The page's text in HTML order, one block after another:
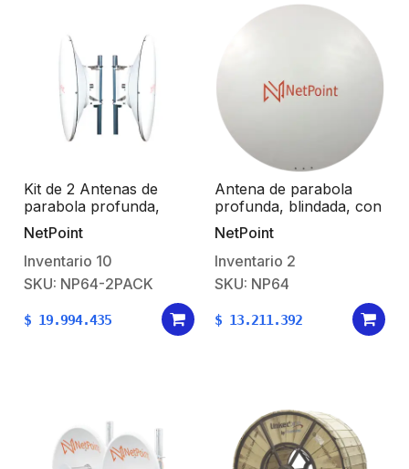
Kit de 2 Antenas de
parabola profunda,
blindada, con supresión
al ruido de 4 ft, 5.9-7.2
GHz, Ganancia 36 dBi
con SLANT de 45 ° y
90 °, ideal para hasta 80
km, Conectores N-
hembra, montaje con
NetPoint
Inventario 10
SKU: NP64-2PACK
$ 19.994.435
Antena de parabola
profunda, blindada, con
supresión al ruido de 4
ft, 5.9-7.2 GHz,
Ganancia 36 dBi con
SLANT de 45 ° y 90 °,
ideal para hasta 80 km,
Conectores N-hembra,
montaje con alineación
NetPoint
Inventario 2
SKU: NP64
$ 13.211.392